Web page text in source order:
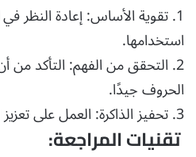
1. تقوية الأساس: إعادة النظر
استخدامها.
2. التحقق من الفهم: التأكد من
الحروف جيدًا.
3. تحفيز الذاكرة: العمل على تعزيز الحفظ والتطبيق العملي.
تقنيات المراجعة: